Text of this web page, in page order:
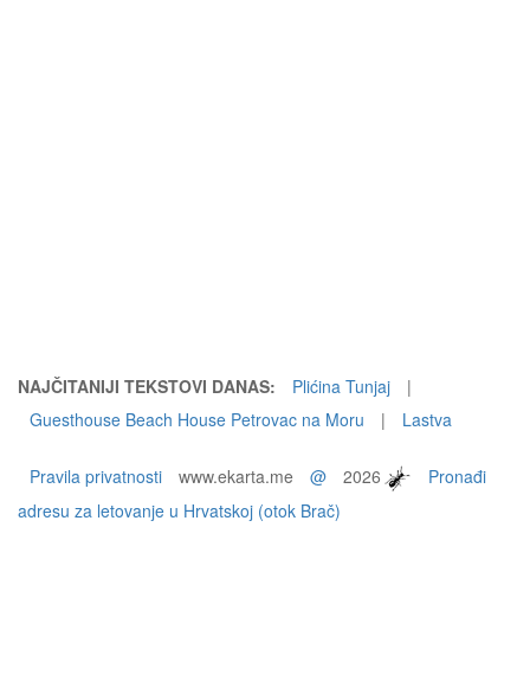
NAJČITANIJI TEKSTOVI DANAS: Plićina Tunjaj
|
Guesthouse Beach House Petrovac na Moru
| Lastva
Pravila privatnosti www.ekarta.me @ 2026
Pronađi
adresu za letovanje u Hrvatskoj (otok Brač)